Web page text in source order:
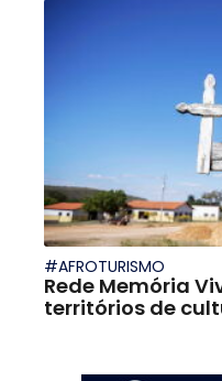
#AFROTURISMO
Rede Memória
territórios de